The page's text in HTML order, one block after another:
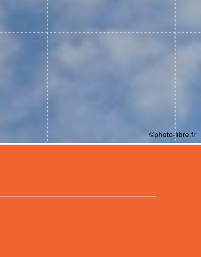
©photo-libre.fr